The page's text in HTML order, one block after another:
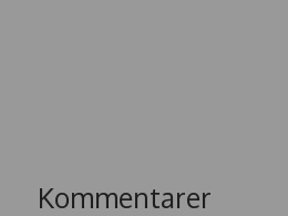
Kommentarer